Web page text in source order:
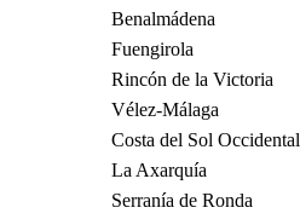
Benalmádena
Fuengirola
Rincón de la Victoria
Vélez-Málaga
Costa del Sol Occidental
La Axarquía
Serranía de Ronda